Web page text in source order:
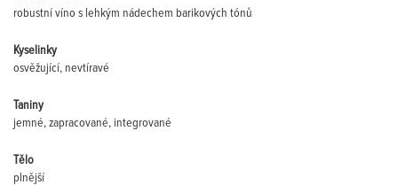
robustní víno s lehkým nádechem barikových tónů
Kyselinky
osvěžující, nevtíravé
Taniny
jemné, zapracované, integrované
Tělo
plnější